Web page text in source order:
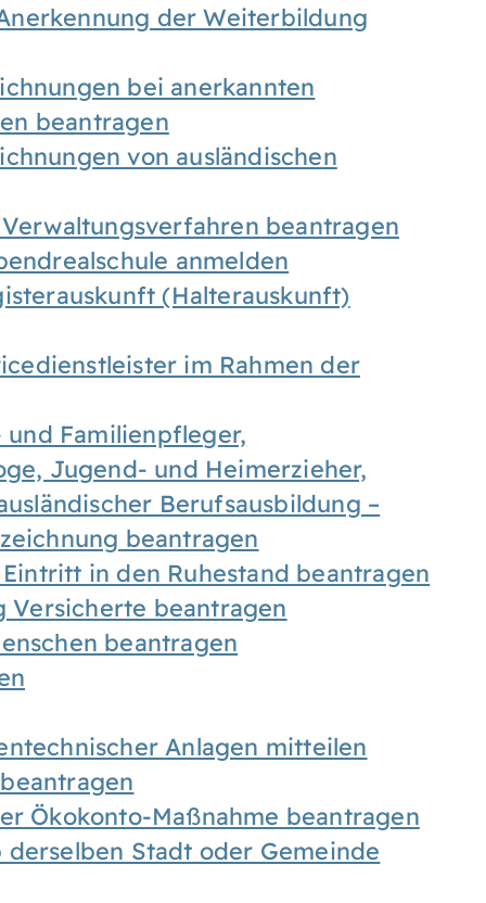
der Weiterbildung
bei anerkannten
beantragen
von ausländischen
beantragen
anmelden
(Halterauskunft)
im Rahmen der
Familienpfleger,
Jugend- und Heimerzieher,
Berufsausbildung –
beantragen
in den Ruhestand beantragen
Versicherte beantragen
beantragen
Anlagen mitteilen
Ökokonto-Maßnahme beantragen
Stadt oder Gemeinde